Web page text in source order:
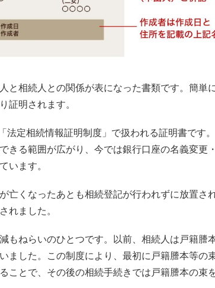
と相続人との関係が表になった書類です。簡単
証明されます。
法定相続情報証明制度」で扱われる証明書です
きる範囲が広がり、今では銀行口座の名義変更
います。
亡くなったあとも相続登記が行われずに放置さ
れました。
もねらいのひとつです。以前、相続人は戸籍謄
ました。この制度により、最初に戸籍謄本等の
ことで、その後の相続手続きでは戸籍謄本の束